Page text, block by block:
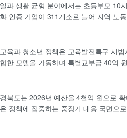
일과 생활 균형 분야에서는 초등부모 10
화 인증 기업이 311개소로 늘어 지역 노
교육과 청소년 정책은 교육발전특구 시
합한 모델을 가동하며 특별교부금 40억
경북도는 2026년 예산을 4천억 원으로
은 정책에 집중하는 중장기 대응 국면으